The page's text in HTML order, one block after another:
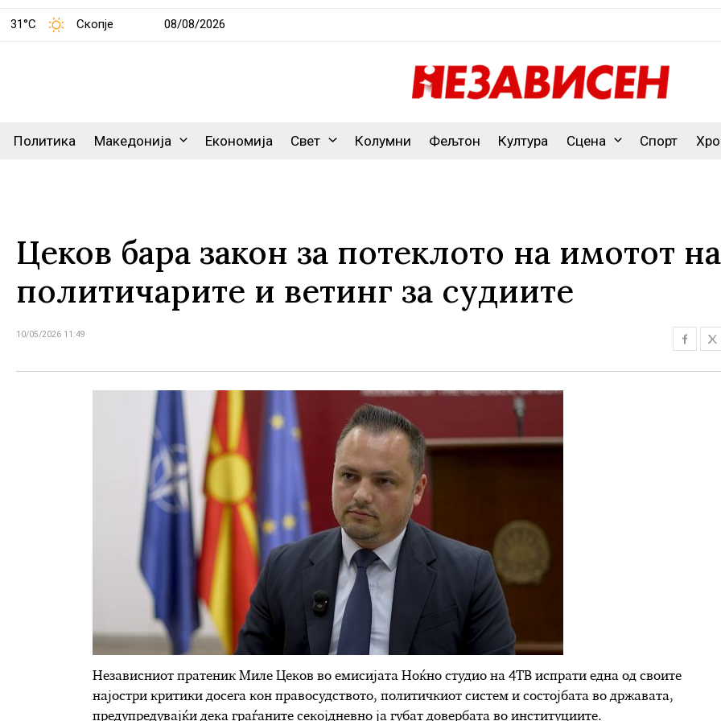
31°C Скопје 08/08/2026
Политика Македонија Економија Свет Колумни Фељтон Култура Сцена Спорт
Цеков бара закон за потеклото на имотот на
политичарите и ветинг за судиите
10/05/2026 11:49
Независниот пратеник Миле Цеков во емисијата Ноќно студио на 4ТВ испрати една од своите
најостри критики досега кон правосудството, политичкиот систем и состојбата во државата,
предупредувајќи дека граѓаните секојдневно ја губат довербата во институциите.